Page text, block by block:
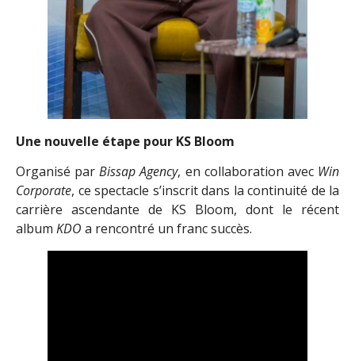
Une nouvelle étape pour KS Bloom
Organisé parBissap Agency, en collaboration avec Win
Corporate, ce spectacle s’inscrit dans la continuité de la
carrière ascendante de KS Bloom, dont le récent
album KDO a rencontré un franc succès.